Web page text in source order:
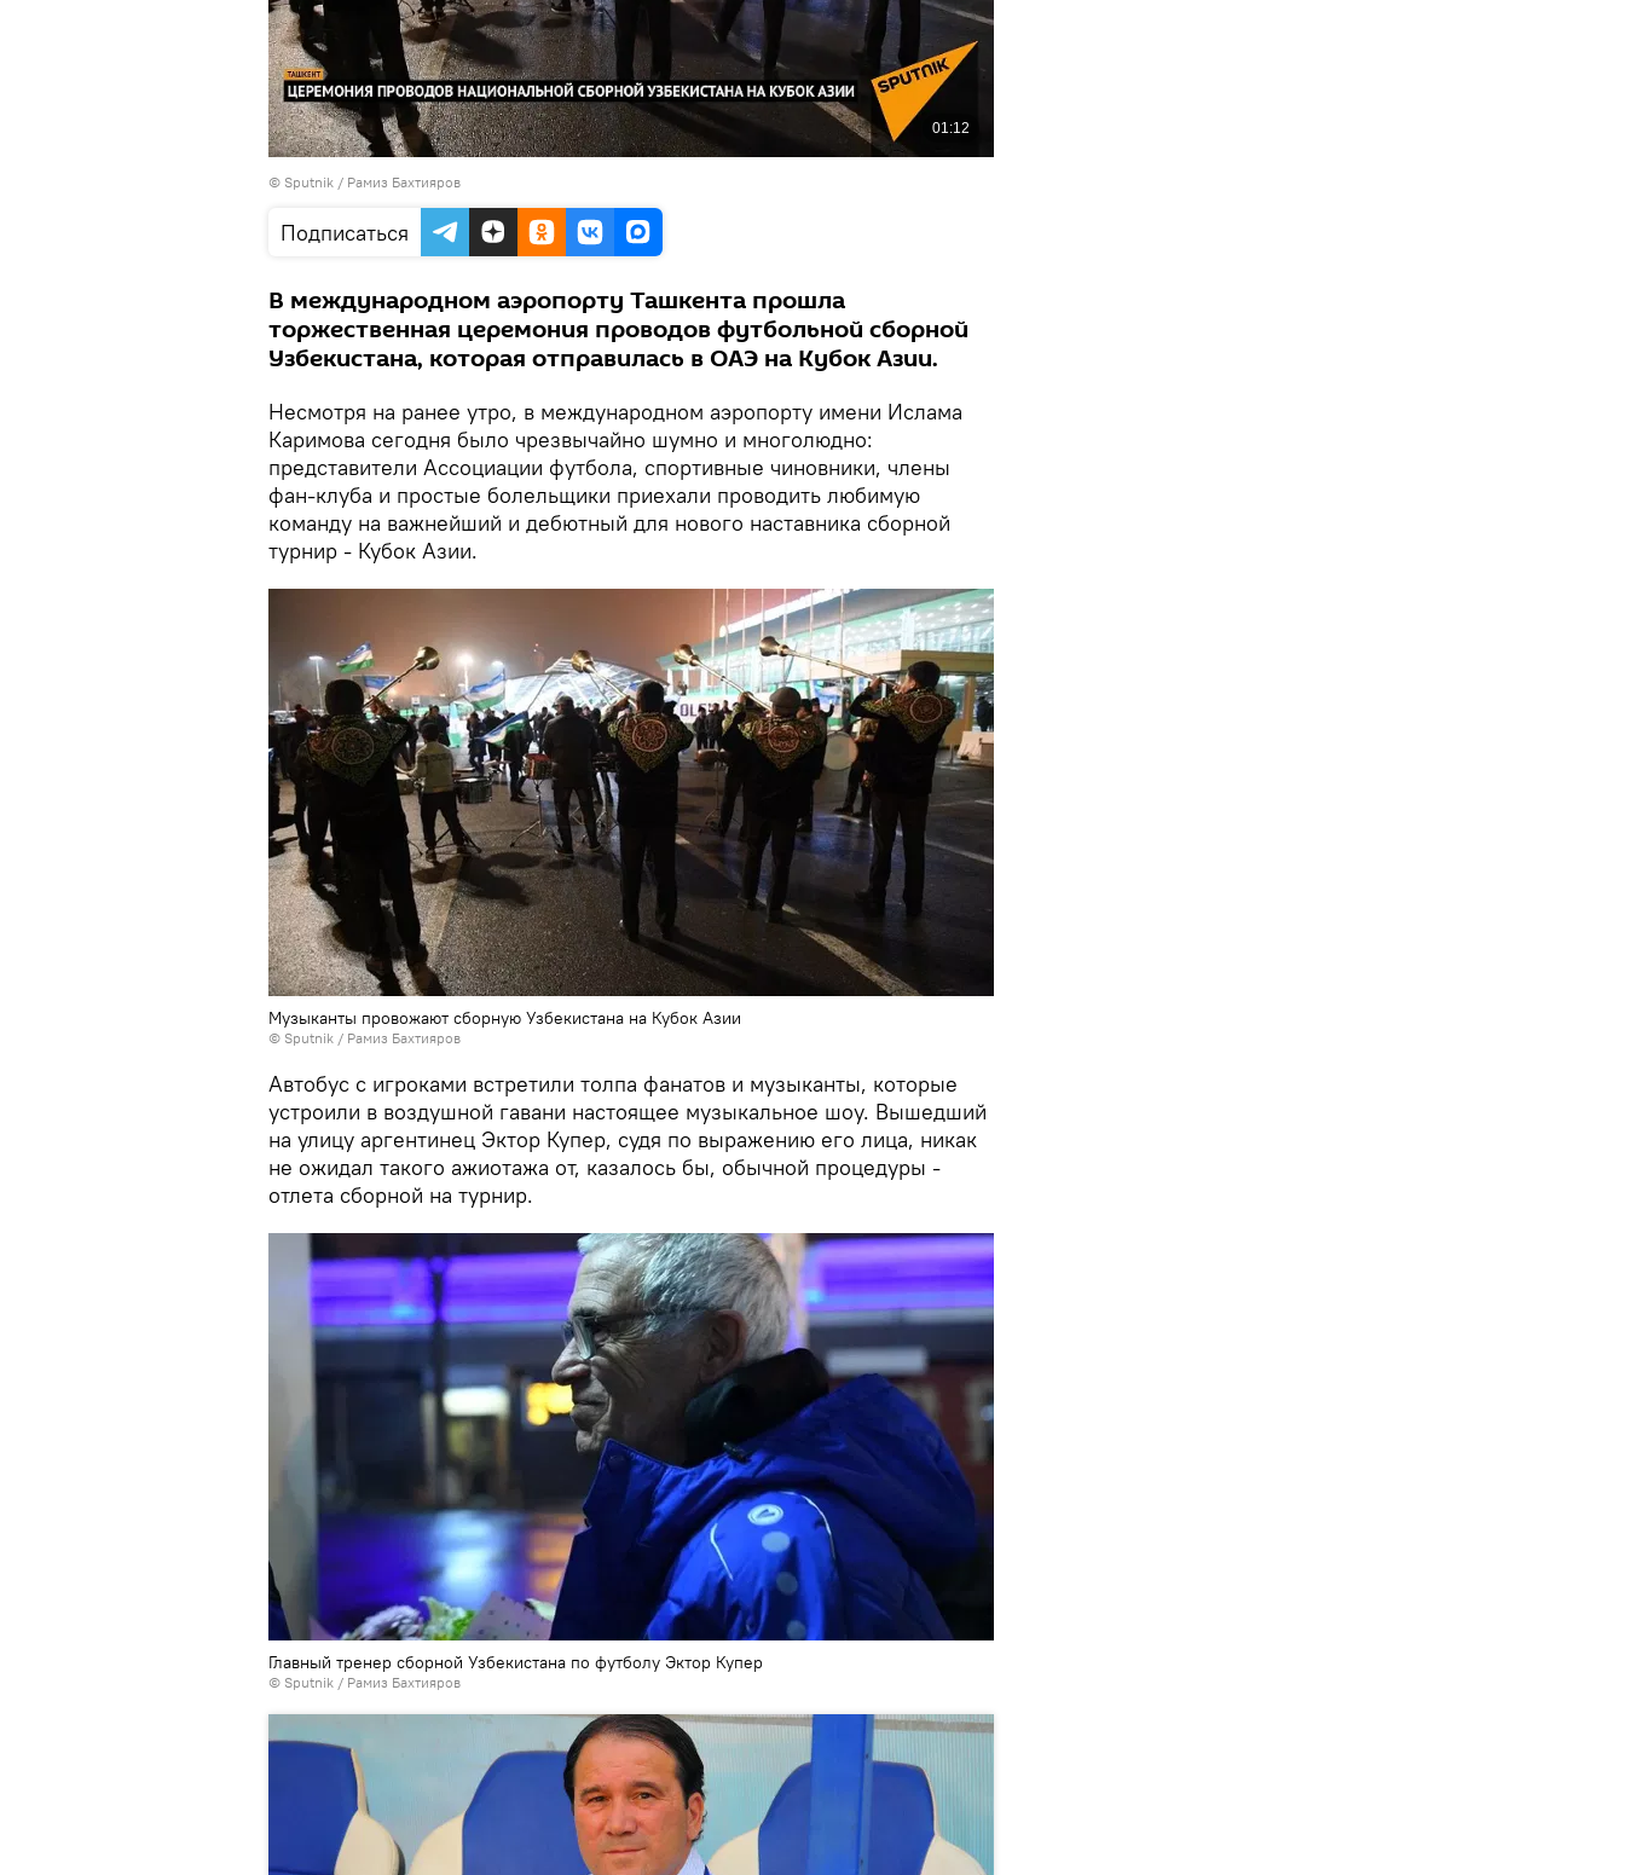
© Sputnik / Рамиз Бахтияров
Подписаться
В международном аэропорту Ташкента прошла
торжественная церемония проводов футбольной сборной
Узбекистана, которая отправилась в ОАЭ на Кубок Азии.
Несмотря на ранее утро, в международном аэропорту имени Ислама
Каримова сегодня было чрезвычайно шумно и многолюдно:
представители Ассоциации футбола, спортивные чиновники, члены
фан-клуба и простые болельщики приехали проводить любимую
команду на важнейший и дебютный для нового наставника сборной
турнир - Кубок Азии.
Музыканты провожают сборную Узбекистана на Кубок Азии
© Sputnik / Рамиз Бахтияров
Автобус с игроками встретили толпа фанатов и музыканты, которые
устроили в воздушной гавани настоящее музыкальное шоу. Вышедший
на улицу аргентинец Эктор Купер, судя по выражению его лица, никак
не ожидал такого ажиотажа от, казалось бы, обычной процедуры -
отлета сборной на турнир.
Главный тренер сборной Узбекистана по футболу Эктор Купер
© Sputnik / Рамиз Бахтияров